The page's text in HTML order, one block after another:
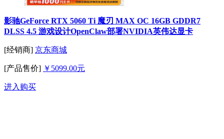
影驰GeForce RTX 5060 Ti 魔刃 MAX OC 16GB GDDR7
DLSS 4.5 游戏设计OpenClaw部署NVIDIA英伟达显卡
[经销商] 京东商城
[产品售价] ￥5099.00元
进入购买